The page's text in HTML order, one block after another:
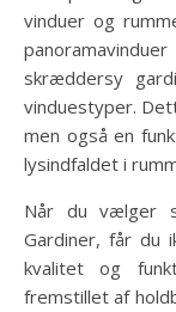
vinduer og
skræddersy
vinduestyper.
men også en
lysindfaldet i
Når du vælger
Gardiner, får du
kvalitet og
fremstillet af